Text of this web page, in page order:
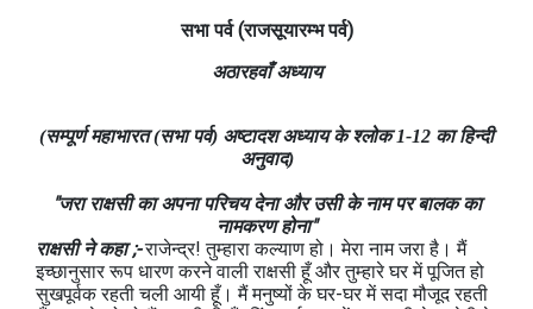
सभापर्व(राजसूयारम्भपर्व)
अठारहवाँ अध्याय
(सम्पूर्ण महाभारत (सभा पर्व) अष्टादश अध्याय के श्लोक 1-12 का हिन्दी
अनुवाद)
"जरा राक्षसी का अपना परिचय देना और उसी के नाम पर बालक का
नामकरण होना"
राक्षसी ने कहा ;-राजेन्द्र! तुम्हारा कल्याण हो। मेरा नाम जरा है। मैं
इच्छानुसार रूप धारण करने वाली राक्षसी हूँ और तुम्हारे घर में पूजित हो
सुखपूर्वक रहती चली आयी हूँ। मैं मनुष्यों के घर-घर में सदा मौजूद रहती